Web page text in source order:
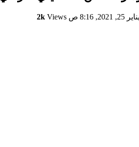
يناير 25, 2021, 8:16 ص 2k Views